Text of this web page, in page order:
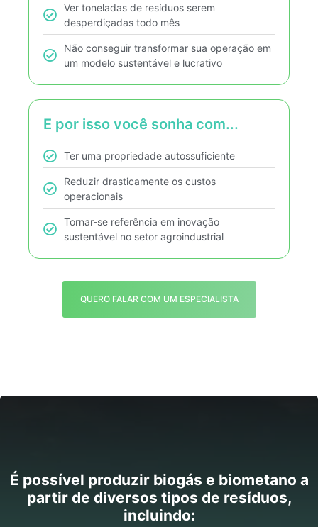
Ver toneladas de resíduos serem
desperdiçadas todo mês
Não conseguir transformar sua operação em
um modelo sustentável e lucrativo
E por isso você sonha com...
Ter uma propriedade autossuficiente
Reduzir drasticamente os custos
operacionais
Tornar-se referência em inovação
sustentável no setor agroindustrial
QUERO FALAR COM UM ESPECIALISTA
É possível produzir biogás e biometano a
partir de diversos tipos de resíduos,
incluindo: